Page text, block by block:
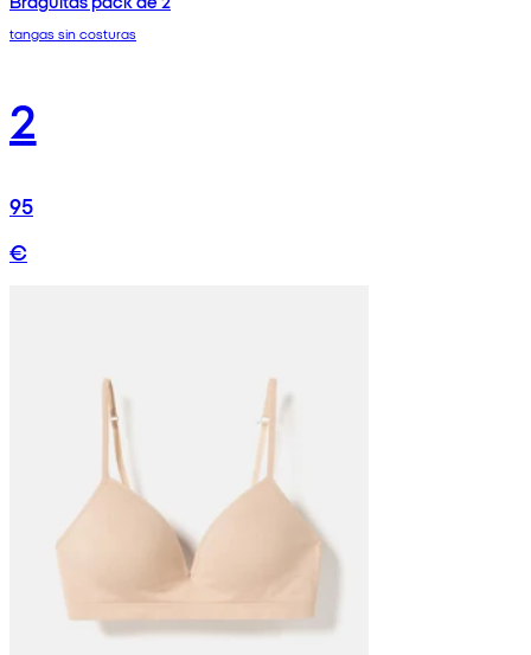
tangas sin costuras
2
95
€